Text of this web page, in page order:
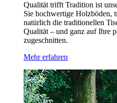
Qualität trifft Tradition ist
Sie hochwertige Holzböden,
natürlich die traditionellen
Qualität – und ganz auf Ihre
zugeschnitten.
Mehr erfahren